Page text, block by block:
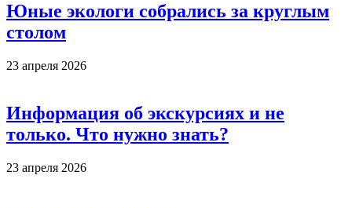
Юные экологи собрались за круглым
столом
23 апреля 2026
Информация об экскурсиях и не
только. Что нужно знать?
23 апреля 2026